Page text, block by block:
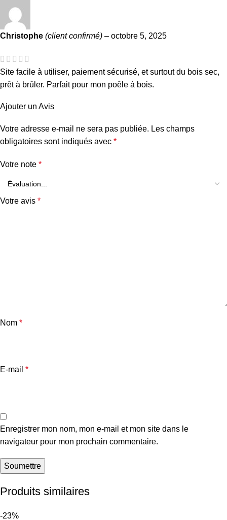
Christophe (client confirmé) – octobre 5, 2025
Site facile à utiliser, paiement sécurisé, et surtout du bois sec,
prêt à brûler. Parfait pour mon poêle à bois.
Ajouter un Avis
Votre adresse e-mail ne sera pas publiée. Les champs
obligatoires sont indiqués avec *
Votre note *
Votre avis *
Nom *
E-mail *
Enregistrer mon nom, mon e-mail et mon site dans le
navigateur pour mon prochain commentaire.
Produits similaires
-23%